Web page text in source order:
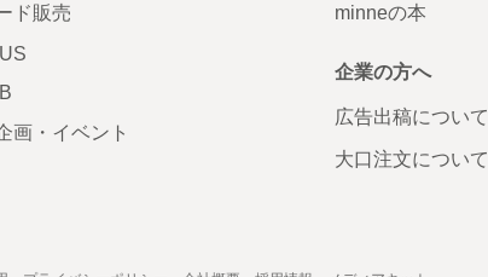
ド販売
画・イベント
minneの本
企業の方へ
広告出稿について
大口注文について